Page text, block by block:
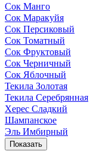
Сок Манго
Сок Маракуйя
Сок Персиковый
Сок Томатный
Сок Фруктовый
Сок Черничный
Сок Яблочный
Текила Золотая
Текила Серебрянная
Херес Сладкий
Шампанское
Эль Имбирный